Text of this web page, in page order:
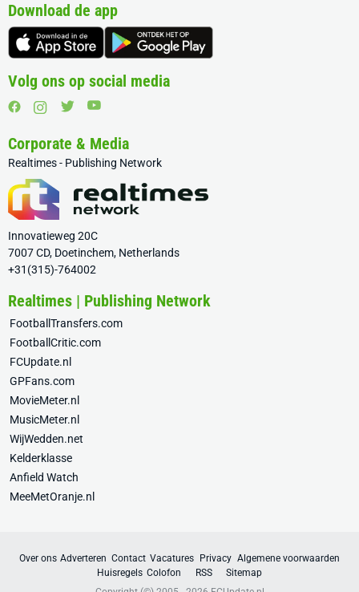
Download de app
Volg ons op social media
Corporate & Media
Realtimes - Publishing Network
Innovatieweg 20C
7007 CD, Doetinchem, Netherlands
+31(315)-764002
Realtimes | Publishing Network
FootballTransfers.com
FootballCritic.com
FCUpdate.nl
GPFans.com
MovieMeter.nl
MusicMeter.nl
WijWedden.net
Kelderklasse
Anfield Watch
MeeMetOranje.nl
Over ons Adverteren Contact Vacatures Privacy Algemene voorwaarden
Huisregels Colofon RSS
Sitemap